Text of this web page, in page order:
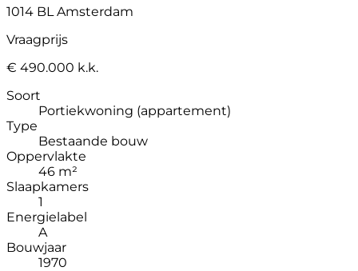
1014 BL Amsterdam
Vraagprijs
€ 490.000 k.k.
Soort
Portiekwoning (appartement)
Type
Bestaande bouw
Oppervlakte
46 m²
Slaapkamers
1
Energielabel
A
Bouwjaar
1970